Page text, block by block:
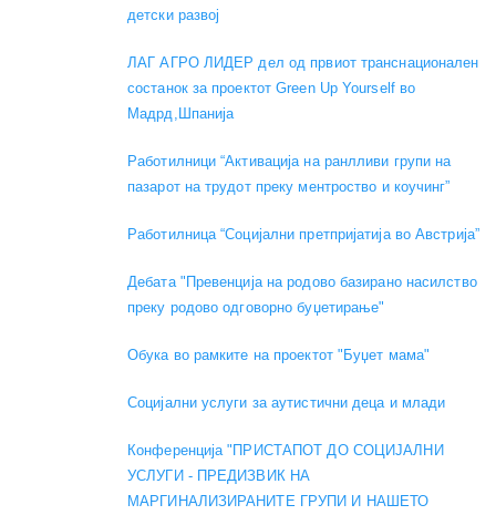
детски развој
ЛАГ АГРО ЛИДЕР дел од првиот транснационален
состанок за проектот Green Up Yourself во
Мадрд,Шпанија
Работилници “Активација на ранлливи групи на
пазарот на трудот преку ментроство и коучинг”
Работилница “Социјални претпријатија во Австрија”
Дебата "Превенција на родово базирано насилство
преку родово одговорно буџетирање"
Обука во рамките на проектот "Буџет мама"
Социјални услуги за аутистични деца и млади
Конференција "ПРИСТАПОТ ДО СОЦИЈАЛНИ
УСЛУГИ - ПРЕДИЗВИК НА
МАРГИНАЛИЗИРАНИТЕ ГРУПИ И НАШЕТО